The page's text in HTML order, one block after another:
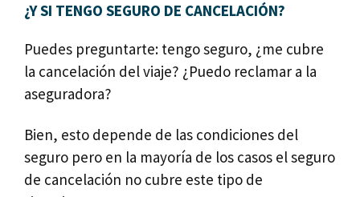
¿Y SI TENGO SEGURO DE CANCELACIÓN?
Puedes preguntarte: tengo seguro, ¿me cubre
la cancelación del viaje? ¿Puedo reclamar a la
aseguradora?
Bien, esto depende de las condiciones del
seguro pero en la mayoría de los casos el seguro
de cancelación no cubre este tipo de